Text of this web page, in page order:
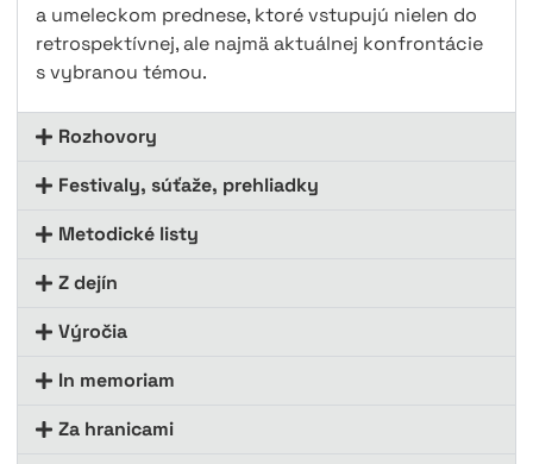
a umeleckom prednese, ktoré vstupujú nielen do
retrospektívnej, ale najmä aktuálnej konfrontácie
s vybranou témou.
Rozhovory
Festivaly, súťaže, prehliadky
Metodické listy
Z dejín
Výročia
In memoriam
Za hranicami